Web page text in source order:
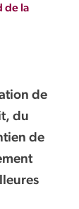
de la
de
du
de